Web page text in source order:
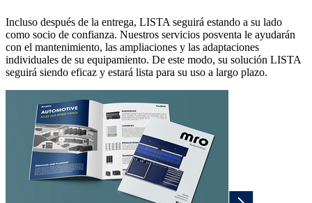
Incluso después de la entrega, LISTA seguirá estando a su lado
como socio de confianza. Nuestros servicios posventa le ayudarán
con el mantenimiento, las ampliaciones y las adaptaciones
individuales de su equipamiento. De este modo, su solución LISTA
seguirá siendo eficaz y estará lista para su uso a largo plazo.